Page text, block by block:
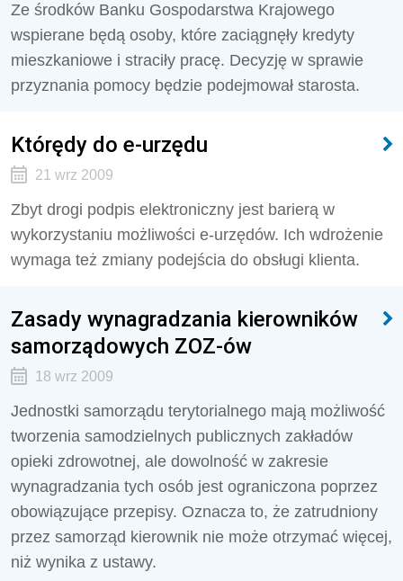
Ze środków Banku Gospodarstwa Krajowego
wspierane będą osoby, które zaciągnęły kredyty
mieszkaniowe i straciły pracę. Decyzję w sprawie
przyznania pomocy będzie podejmował starosta.
Którędy do e-urzędu
21 wrz 2009
Zbyt drogi podpis elektroniczny jest barierą w
wykorzystaniu możliwości e-urzędów. Ich wdrożenie
wymaga też zmiany podejścia do obsługi klienta.
Zasady wynagradzania kierowników
samorządowych ZOZ-ów
18 wrz 2009
Jednostki samorządu terytorialnego mają możliwość
tworzenia samodzielnych publicznych zakładów
opieki zdrowotnej, ale dowolność w zakresie
wynagradzania tych osób jest ograniczona poprzez
obowiązujące przepisy. Oznacza to, że zatrudniony
przez samorząd kierownik nie może otrzymać więcej,
niż wynika z ustawy.